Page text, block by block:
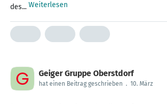
des... Weiterlesen
Geiger Gruppe Oberstdorf
hat einen Beitrag geschrieben . 10. März